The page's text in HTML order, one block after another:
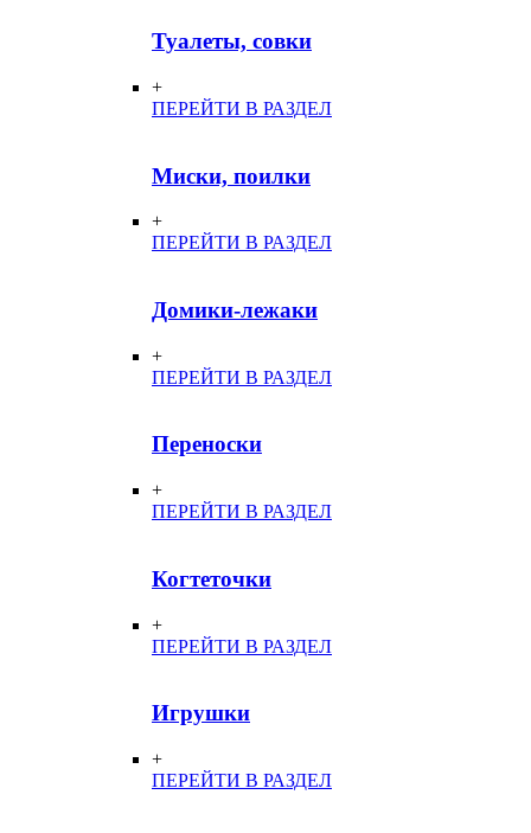
Туалеты, совки
+
ПЕРЕЙТИ В РАЗДЕЛ
Миски, поилки
+
ПЕРЕЙТИ В РАЗДЕЛ
Домики-лежаки
+
ПЕРЕЙТИ В РАЗДЕЛ
Переноски
+
ПЕРЕЙТИ В РАЗДЕЛ
Когтеточки
+
ПЕРЕЙТИ В РАЗДЕЛ
Игрушки
+
ПЕРЕЙТИ В РАЗДЕЛ